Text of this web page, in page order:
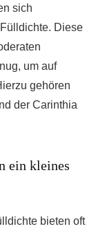
sich
Diese
um auf
gehören
der Carinthia
ein kleines
bieten oft